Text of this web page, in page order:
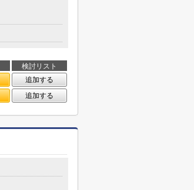
検討リスト
追加する
追加する